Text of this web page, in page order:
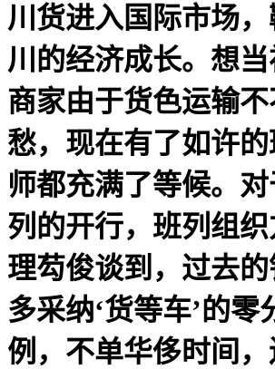
川货进入国际市场，
川的经济成长。想
商家由于货色运输
愁，现在有了如许
师都充满了等候。
列的开行，班列组织
理芶俊谈到，过去
多采纳‘货等车’的零
例，不单华侈时间